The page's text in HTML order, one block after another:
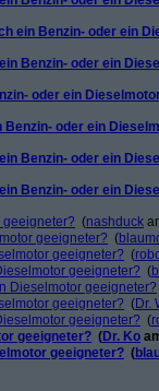
ein Benzin- oder ein
Benzin- oder ein
oder ein
Benzin- oder ein
Benzin- oder ein
Benzin- oder ein
geeigneter? (nashduck
geeigneter? (
geeigneter? (
geeigneter? (
Dieselmotor geeigneter?
geeigneter? (Dr.
geeigneter? (
geeigneter? (Dr. Ko
geeigneter? (